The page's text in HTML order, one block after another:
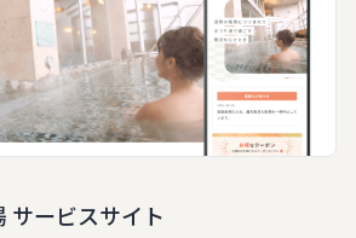
サービスサイト